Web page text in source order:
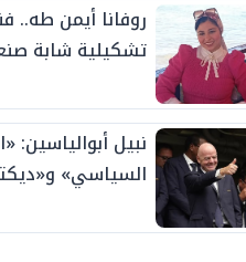
روفانا أيمن طه..
تشكيلية شابة
الجوائز منذ الصغر
نبيل أبوالياسين:
السياسي»
الفيفا».. وإقالة